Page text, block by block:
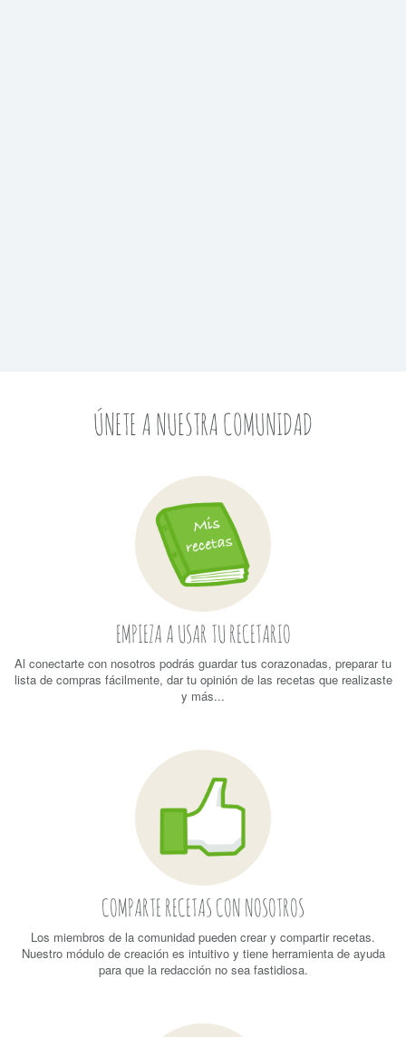
ÚNETE A NUESTRA COMUNIDAD
EMPIEZA A USAR TU RECETARIO
Al conectarte con nosotros podrás guardar tus corazonadas, preparar tu
lista de compras fácilmente, dar tu opinión de las recetas que realizaste
y más...
COMPARTE RECETAS CON NOSOTROS
Los miembros de la comunidad pueden crear y compartir recetas.
Nuestro módulo de creación es intuitivo y tiene herramienta de ayuda
para que la redacción no sea fastidiosa.